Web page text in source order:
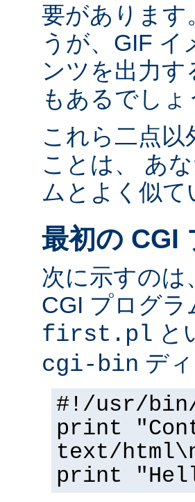
要があります
うが、GIF イ
ンツを出力
もあるでしょ
これら二点
ことは、 あ
ムとよく似
最初の CGI
次に示すのは
CGI プログ
first.pl と
cgi-bin デ
#!/usr/
print
text/
print